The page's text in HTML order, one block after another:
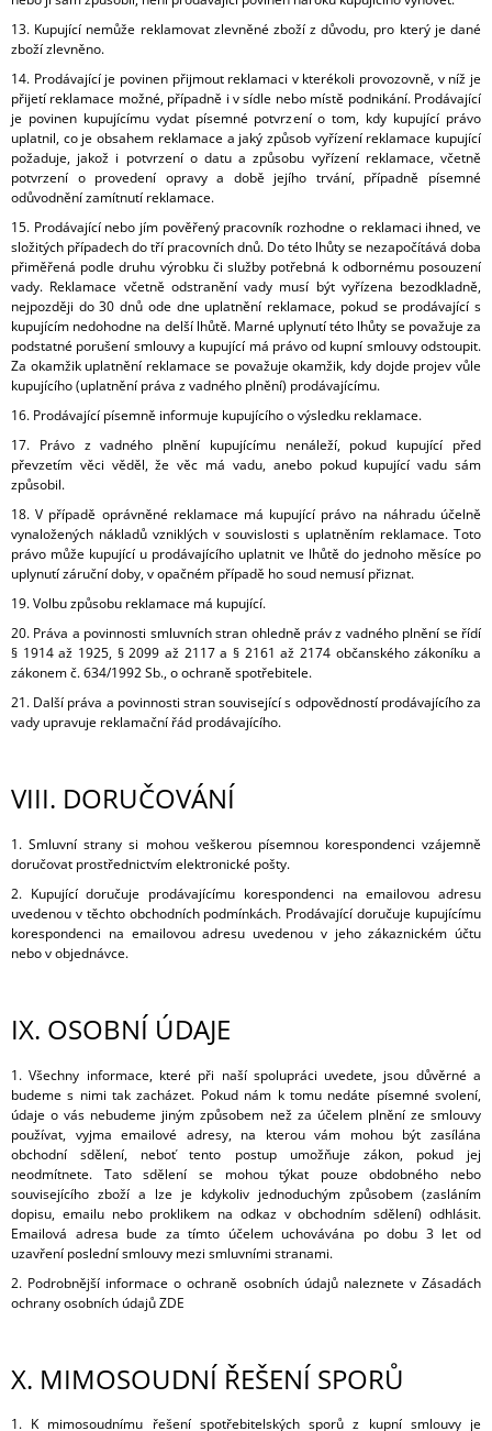
13. Kupující nemůže reklamovat zlevněné zboží z důvodu, pro který je dané
zboží zlevněno.
14. Prodávající je povinen přijmout reklamaci v kterékoli provozovně, v níž je
přijetí reklamace možné, případně i v sídle nebo místě podnikání. Prodávající
je povinen kupujícímu vydat písemné potvrzení o tom, kdy kupující právo
uplatnil, co je obsahem reklamace a jaký způsob vyřízení reklamace kupující
požaduje, jakož i potvrzení o datu a způsobu vyřízení reklamace, včetně
potvrzení o provedení opravy a době jejího trvání, případně písemné
odůvodnění zamítnutí reklamace.
15. Prodávající nebo jím pověřený pracovník rozhodne o reklamaci ihned, ve
složitých případech do tří pracovních dnů. Do této lhůty se nezapočítává doba
přiměřená podle druhu výrobku či služby potřebná k odbornému posouzení
vady. Reklamace včetně odstranění vady musí být vyřízena bezodkladně,
nejpozději do 30 dnů ode dne uplatnění reklamace, pokud se prodávající s
kupujícím nedohodne na delší lhůtě. Marné uplynutí této lhůty se považuje za
podstatné porušení smlouvy a kupující má právo od kupní smlouvy odstoupit.
Za okamžik uplatnění reklamace se považuje okamžik, kdy dojde projev vůle
kupujícího (uplatnění práva z vadného plnění) prodávajícímu.
16. Prodávající písemně informuje kupujícího o výsledku reklamace.
17. Právo z vadného plnění kupujícímu nenáleží, pokud kupující před
převzetím věci věděl, že věc má vadu, anebo pokud kupující vadu sám
způsobil.
18. V případě oprávněné reklamace má kupující právo na náhradu účelně
vynaložených nákladů vzniklých v souvislosti s uplatněním reklamace. Toto
právo může kupující u prodávajícího uplatnit ve lhůtě do jednoho měsíce po
uplynutí záruční doby, v opačném případě ho soud nemusí přiznat.
19. Volbu způsobu reklamace má kupující.
20. Práva a povinnosti smluvních stran ohledně práv z vadného plnění se řídí
§ 1914 až 1925, § 2099 až 2117 a § 2161 až 2174 občanského zákoníku a
zákonem č. 634/1992 Sb., o ochraně spotřebitele.
21. Další práva a povinnosti stran související s odpovědností prodávajícího za
vady upravuje reklamační řád prodávajícího.
VIII. DORUČOVÁNÍ
1. Smluvní strany si mohou veškerou písemnou korespondenci vzájemně
doručovat prostřednictvím elektronické pošty.
2. Kupující doručuje prodávajícímu korespondenci na emailovou adresu
uvedenou v těchto obchodních podmínkách. Prodávající doručuje kupujícímu
korespondenci na emailovou adresu uvedenou v jeho zákaznickém účtu
nebo v objednávce.
IX. OSOBNÍ ÚDAJE
1. Všechny informace, které při naší spolupráci uvedete, jsou důvěrné a
budeme s nimi tak zacházet. Pokud nám k tomu nedáte písemné svolení,
údaje o vás nebudeme jiným způsobem než za účelem plnění ze smlouvy
používat, vyjma emailové adresy, na kterou vám mohou být zasílána
obchodní sdělení, neboť tento postup umožňuje zákon, pokud jej
neodmítnete. Tato sdělení se mohou týkat pouze obdobného nebo
souvisejícího zboží a lze je kdykoliv jednoduchým způsobem (zasláním
dopisu, emailu nebo proklikem na odkaz v obchodním sdělení) odhlásit.
Emailová adresa bude za tímto účelem uchovávána po dobu 3 let od
uzavření poslední smlouvy mezi smluvními stranami.
2. Podrobnější informace o ochraně osobních údajů naleznete v Zásadách
ochrany osobních údajů ZDE
X. MIMOSOUDNÍ ŘEŠENÍ SPORŮ
1. K mimosoudnímu řešení spotřebitelských sporů z kupní smlouvy je